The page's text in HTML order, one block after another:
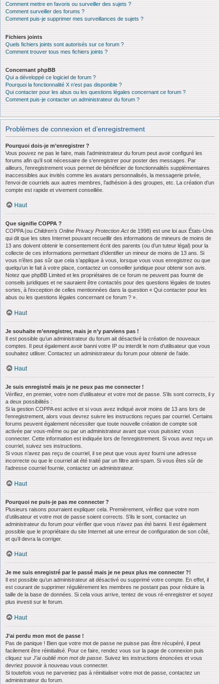
Comment mettre en favoris ou surveiller des sujets ?
Comment surveiller des forums ?
Comment puis-je supprimer mes surveillances de sujets ?
Fichiers joints
Quels fichiers joints sont autorisés sur ce forum ?
Comment trouver tous mes fichiers joints ?
Concernant phpBB
Qui a développé ce logiciel de forum ?
Pourquoi la fonctionnalité X n’est pas disponible ?
Qui contacter pour les abus ou les questions légales concernant ce forum ?
Comment puis-je contacter un administrateur du forum ?
Problèmes de connexion et d’enregistrement
Pourquoi dois-je m’enregistrer ?
Vous pouvez ne pas le faire, mais l’administrateur du forum peut avoir configuré les
forums afin qu’il soit nécessaire de s’enregistrer pour poster des messages. Par
ailleurs, l’enregistrement vous permet de bénéficier de fonctionnalités supplémentaires
inaccessibles aux invités comme les avatars personnalisés, la messagerie privée,
l’envoi de courriels aux autres membres, l’adhésion à des groupes, etc. La création d’un
compte est rapide et vivement conseillée.
Haut
Que signifie COPPA ?
COPPA (ou Children’s Online Privacy Protection Actde 1998) est une loi aux États-Unis
qui dit que les sites Internet pouvant recueillir des informations de mineurs de moins de
13 ans doivent obtenir le consentement écrit des parents (ou d’un tuteur légal) pour la
collecte de ces informations permettant d’identifier un mineur de moins de 13 ans. Si
vous n’êtes pas sûr que cela s’applique à vous, lorsque vous vous enregistrez ou que
quelqu’un le fait à votre place, contactez un conseiller juridique pour obtenir son avis.
Notez que phpBB Limited et les propriétaires de ce forum ne peuvent pas fournir de
conseils juridiques et ne sauraient être contactés pour des questions légales de toutes
sortes, à l’exception de celles mentionnées dans la question « Qui contacter pour les
abus ou les questions légales concernant ce forum ? ».
Haut
Je souhaite m’enregistrer, mais je n’y parviens pas !
Il est possible qu’un administrateur du forum ait désactivé la création de nouveaux
comptes. Il peut également avoir banni votre IP ou interdit le nom d’utilisateur que vous
souhaitez utiliser. Contactez un administrateur du forum pour obtenir de l’aide.
Haut
Je suis enregistré mais je ne peux pas me connecter !
Vérifiez, en premier, votre nom d’utilisateur et votre mot de passe. S’ils sont corrects, il y
a deux possibilités :
Si la gestion COPPA est active et si vous avez indiqué avoir moins de 13 ans lors de
l’enregistrement, alors vous devrez suivre les instructions reçues par courriel. Certains
forums peuvent également nécessiter que toute nouvelle création de compte soit
activée par vous-même ou par un administrateur avant que vous puissiez vous
connecter. Cette information est indiquée lors de l’enregistrement. Si vous avez reçu un
courriel, suivez ses instructions.
Si vous n’avez pas reçu de courriel, il se peut que vous ayez fourni une adresse
incorrecte ou que le courriel ait été traité par un filtre anti-spam. Si vous êtes sûr de
l’adresse courriel fournie, contactez un administrateur.
Haut
Pourquoi ne puis-je pas me connecter ?
Plusieurs raisons pourraient expliquer cela. Premièrement, vérifiez que votre nom
d’utilisateur et votre mot de passe soient corrects. S’ils le sont, contactez un
administrateur du forum pour vérifier que vous n’avez pas été banni. Il est également
possible que le propriétaire du site Internet ait une erreur de configuration de son côté,
et qu’il devra la corriger.
Haut
Je me suis enregistré par le passé mais je ne peux plus me connecter ?!
Il est possible qu’un administrateur ait désactivé ou supprimé votre compte. En effet, il
est courant de supprimer régulièrement les membres ne postant pas pour réduire la
taille de la base de données. Si cela vous arrive, tentez de vous ré-enregistrer et soyez
plus investi sur le forum.
Haut
J’ai perdu mon mot de passe !
Pas de panique ! Bien que votre mot de passe ne puisse pas être récupéré, il peut
facilement être réinitialisé. Pour ce faire, rendez vous sur la page de connexion puis
cliquez sur J’ai oublié mon mot de passe . Suivez les instructions énoncées et vous
devriez pouvoir à nouveau vous connecter.
Si toutefois vous ne parveniez pas à réinitialiser votre mot de passe, contactez un
administrateur du forum.